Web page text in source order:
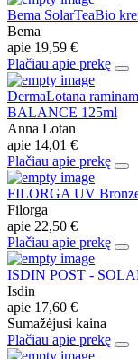
Bema SolarTeaBio
Bema
apie 19,59 €
Plačiau apie prekę
DermaLotana
BALANCE 125ml
Anna Lotan
apie 14,01 €
Plačiau apie prekę
FILORGA UV
Filorga
apie 22,50 €
Plačiau apie prekę
ISDIN POST -
Isdin
apie 17,60 €
Sumažėjusi kaina
Plačiau apie prekę